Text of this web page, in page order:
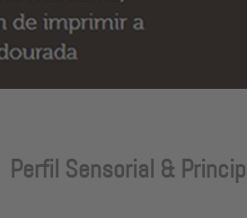
Perfil Sensorial &